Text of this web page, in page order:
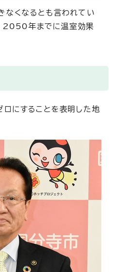
なくなるとも言われてい
2050年までに温室効果
にすることを表明した地